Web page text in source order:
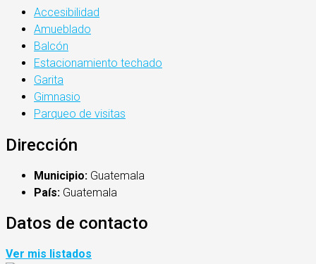
Accesibilidad
Amueblado
Balcón
Estacionamiento techado
Garita
Gimnasio
Parqueo de visitas
Dirección
Municipio: Guatemala
País: Guatemala
Datos de contacto
Ver mis listados